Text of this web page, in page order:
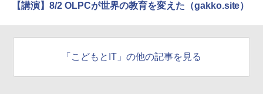
【講演】8/2 OLPCが世界の教育を変えた（gakko.site）
「こどもとIT」の他の記事を見る